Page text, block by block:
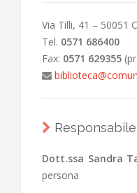
Via Tilli, 41 – 50051
Tel. 0571 686400
Fax: 0571 629355
Responsabile
Dott.ssa Sandra
persona